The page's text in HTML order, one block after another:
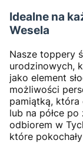
Idealne na
Wesela
Nasze toppery
urodzinowych,
jako element
możliwości
pamiątką,
lub na półce
odbiorem w
które